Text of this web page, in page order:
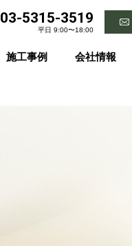
03-5315-3519
平日 9:00〜18:00
施工事例 会社情報